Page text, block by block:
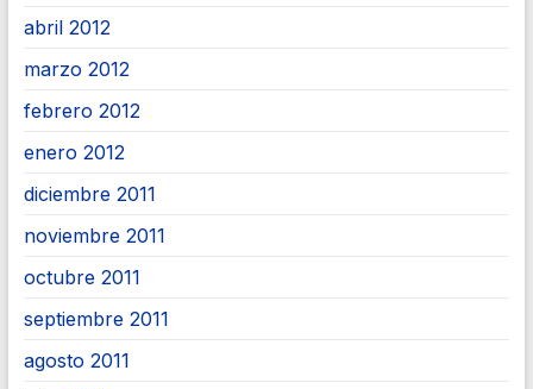
abril 2012
marzo 2012
febrero 2012
enero 2012
diciembre 2011
noviembre 2011
octubre 2011
septiembre 2011
agosto 2011